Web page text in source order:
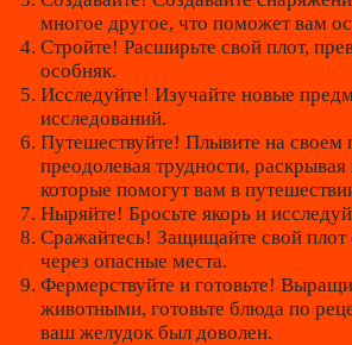
многое другое, что поможет вам
Стройте! Расширьте свой плот,
особняк.
Исследуйте! Изучайте новые
исследований.
Путешествуйте! Плывите на своем
преодолевая трудности,
которые помогут вам в
Ныряйте! Бросьте якорь и
Сражайтесь! Защищайте свой плот
через опасные места.
Фермерствуйте и готовьте!
животными, готовьте блюда по
ваш желудок был доволен.